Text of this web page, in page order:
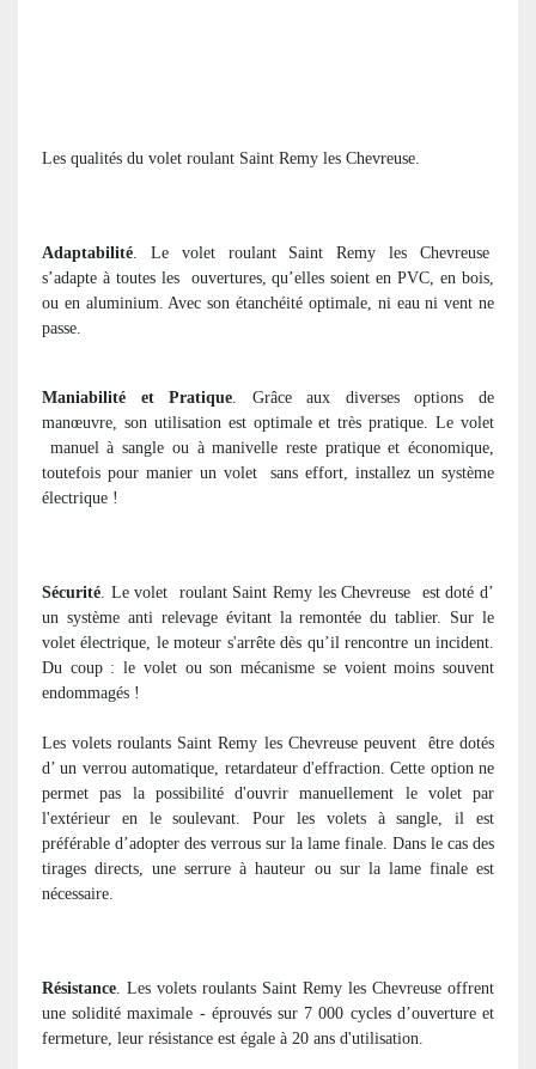
Les qualités du volet roulant Saint Remy les Chevreuse.
Adaptabilité . Le volet roulant Saint Remy les Chevreuse
s’adapte à toutes les
ouvertures, qu’elles soient en PVC, en bois,
ou en aluminium. Avec son étanchéité optimale, ni eau ni vent ne
passe.
Maniabilité et Pratique . Grâce aux diverses options de
manœuvre, son utilisation est optimale et très pratique. Le volet
manuel à sangle ou à manivelle reste pratique et économique,
toutefois pour manier un volet
sans effort, installez un système
électrique !
Sécurité . Le volet roulant Saint Remy les Chevreuse
est doté d’
un système anti relevage évitant la remontée du tablier. Sur le
volet électrique, le moteur s'arrête dès qu’il rencontre un incident.
Du coup : le volet ou son mécanisme se voient moins souvent
endommagés !
Les volets roulants Saint Remy les Chevreuse peuvent
être dotés
d’ un verrou automatique, retardateur d'effraction. Cette option ne
permet pas la possibilité d'ouvrir manuellement le volet par
l'extérieur en le soulevant. Pour les volets à sangle, il est
préférable d’adopter des verrous sur la lame finale. Dans le cas des
tirages directs, une serrure à hauteur ou sur la lame finale est
nécessaire.
Résistance . Les volets roulants Saint Remy les Chevreuse offrent
une solidité maximale - éprouvés sur 7 000 cycles d’ouverture et
fermeture, leur résistance est égale à 20 ans d'utilisation.